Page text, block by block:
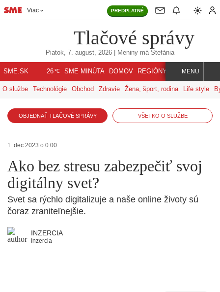
Viac PREDPLATNÉ
Tlačové správy
Piatok, 7. august, 2026 | Meniny má Štefánia
SME.SK 26℃ SME MINÚTA DOMOV REGIÓNY INDEX SVET
MENU
O službe Technológie Obchod Zdravie Žena, šport, rodina Life style
OBJEDNAŤ TLAČOVÉ SPRÁVY VŠETKO O SLUŽBE
1. dec 2023 o 0:00
Ako bez stresu zabezpečiť svoj
digitálny svet?
Svet sa rýchlo digitalizuje a naše online životy sú
čoraz zraniteľnejšie.
INZERCIA
Inzercia